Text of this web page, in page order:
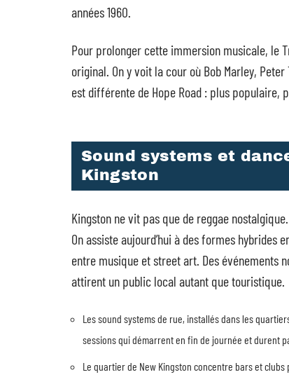
années 1960.
Pour prolonger cette immersion musicale, le
original. On y voit la cour où Bob Marley,
est différente de Hope Road : plus populaire,
Sound systems et
Kingston
Kingston ne vit pas que de reggae
On assiste aujourd’hui à des formes
entre musique et street art. Des événements
attirent un public local autant que touristique.
Les sound systems de rue, installés dans les
sessions qui démarrent en fin de journée et durent
Le quartier de New Kingston concentre bars et